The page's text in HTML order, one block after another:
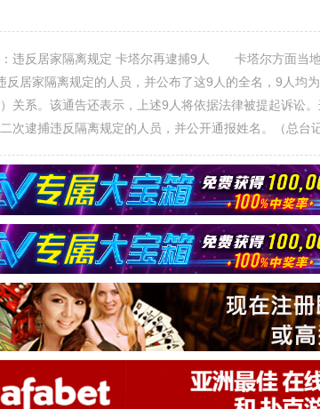
反居家隔离规定 卡塔尔再逮捕9人 卡塔尔方面当地
反居家隔离规定的人员，并公布了这9人的全名，9人均
关系。该通告还表示，上述9人将依据法律被提起诉讼
次逮捕违反隔离规定的人员，并公开通报姓名。（总台